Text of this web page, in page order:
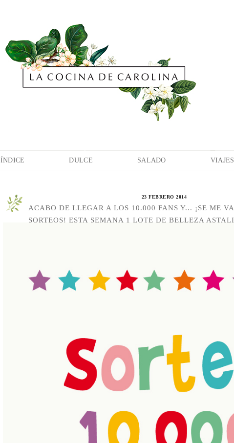
ÍNDICE DULCE SALADO VIAJES
23 FEBRERO 2014
ACABO DE LLEGAR A LOS 10.000 FANS Y... ¡SE ME
SORTEOS! ESTA SEMANA 1 LOTE DE BELLEZA